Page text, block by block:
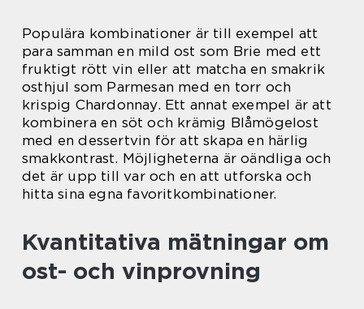
Populära kombinationer är till exempel att
para samman en mild ost som Brie med ett
fruktigt rött vin eller att matcha en smakrik
osthjul som Parmesan med en torr och
krispig Chardonnay. Ett annat exempel är att
kombinera en söt och krämig Blåmögelost
med en dessertvin för att skapa en härlig
smakkontrast. Möjligheterna är oändliga och
det är upp till var och en att utforska och
hitta sina egna favoritkombinationer.
Kvantitativa mätningar om
ost- och vinprovning